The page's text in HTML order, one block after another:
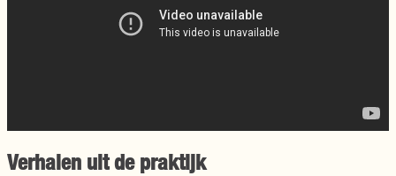
Verhalen uit de praktijk